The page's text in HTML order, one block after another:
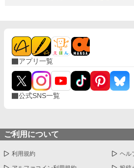
アプリ一覧
公式SNS一覧
ご利用について
利用規約 ヘル